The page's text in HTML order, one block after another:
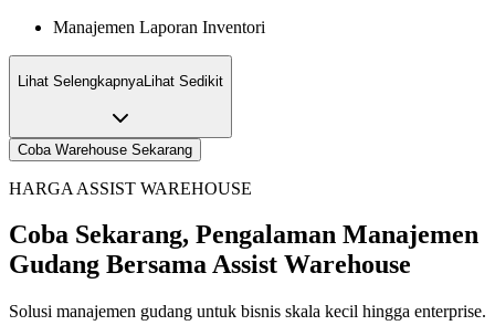
Manajemen Laporan Inventori
Lihat SelengkapnyaLihat Sedikit
Coba Warehouse Sekarang
HARGA ASSIST WAREHOUSE
Coba Sekarang, Pengalaman Manajemen
Gudang BersamaAssist Warehouse
Solusi manajemen gudang untuk bisnis skala kecil hingga enterprise.